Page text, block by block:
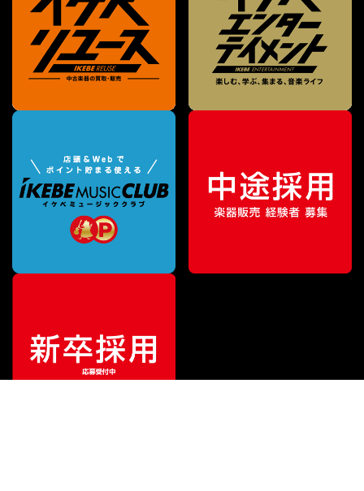
販売価格¥620,000 （税込）